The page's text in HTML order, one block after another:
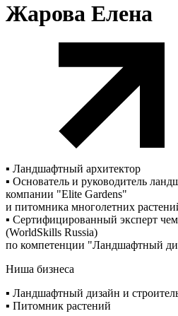
Жарова Елена
▪️ Ландшафтный архитектор
▪️ Основатель и руководитель
компании "Elite Gardens"
и питомника многолетних
▪️ Сертифицированный эксперт
(WorldSkills Russia)
по компетенции "Ландшафтный
Ниша бизнеса
▪️ Ландшафтный дизайн и
▪️ Питомник растений